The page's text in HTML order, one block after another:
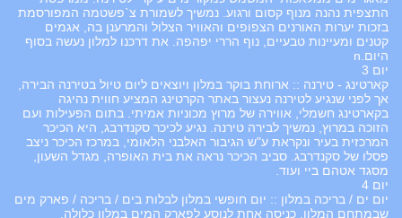
התצפית נהנה מנוף קסום ורגוע. נמשיך לשמורת צ`פשטמה המפורסמת
בזכות יערות האורנים הצפופים והאוויר הצלול והמרענן בה, אגמים
קטנים ומעיינות טבעיים, נוף הררי יפהפה. את דרכנו למלון נעשה בסוף
היום.n
יום 3
קארטינג - טירנה :: ארוחת בוקר במלון ויוצאים ליום טיול בטירנה הבירה,
אך לפני שנגיע לטירנה נעצור באתר הקרטינג המציע חווית נהיגה
בקארטינג חשמלי, אווירה של מרוץ מכוניות אמיתי. בתום הפעילות ועם
הזוכה במרוץ, נמשיך לבירה טירנה. נגיע לכיכר סקנדרבג, היא הכיכר
המרכזית בעיר ונקראת ע"ש הגיבור האלבני הלאומי, במרכז הכיכר ניצב
פסלו של סקנדרבג. סביב הכיכר נראה את בית האופרה, מגדל השעון,
מסגד אטהם ביי ועוד.
יום 4
יום ים / בריכה במלון :: יום חופשי במלון לבלות בים / בריכה / פארק מים
שבמתחם המלון, כניסה אחת לנוסע לפארק המים במלון כלולה.